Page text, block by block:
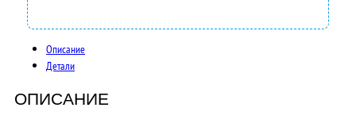
Описание
Детали
ОПИСАНИЕ